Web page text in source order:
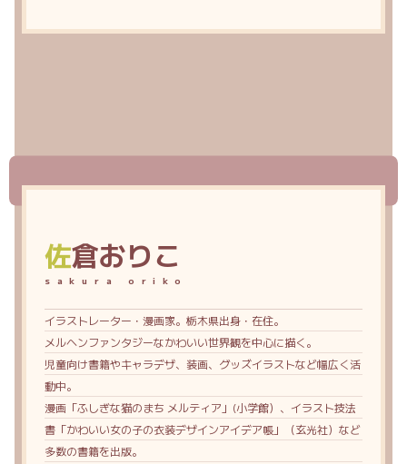
佐倉おりこ
sakura oriko
イラストレーター・漫画家。栃木県出身・在住。
メルヘンファンタジーなかわいい世界観を中心に描く。
児童向け書籍やキャラデザ、装画、グッズイラストなど幅広く活
動中。
漫画「ふしぎな猫のまち メルティア」(小学館）、イラスト技法
書「かわいい女の子の衣装デザインアイデア帳」（玄光社）など
多数の書籍を出版。